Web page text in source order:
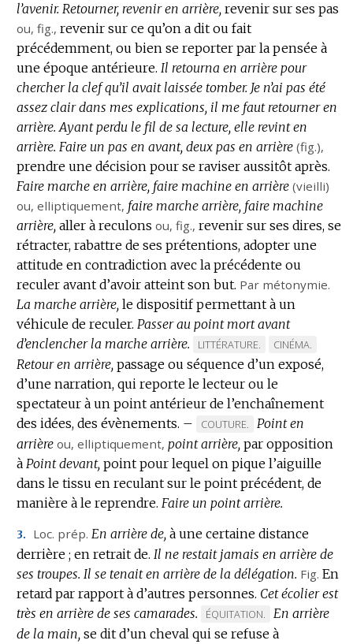
l’avenir. Retourner, revenir en arrière, revenir sur ses pas
ou, fig., revenir sur ce qu’on a dit ou fait
précédemment, ou bien se reporter par la pensée à
une époque antérieure. Il retourna en arrière pour
chercher la clef qu’il avait laissée tomber. Je n’ai pas été
assez clair dans mes explications, il me faut retourner en
arrière. Ayant perdu le fil de sa lecture, elle revint en
arrière. Faire un pas en avant, deux pas en arrière (fig.),
prendre une décision pour se raviser aussitôt après.
Faire marche en arrière, faire machine en arrière (vieilli)
ou, elliptiquement, faire marche arrière, faire machine
arrière, aller à reculons ou, fig., revenir sur ses dires, se
rétracter, rabattre de ses prétentions, adopter une
attitude en contradiction avec la précédente ou
reculer avant d’avoir atteint son but. Par métonymie.
La marche arrière, le dispositif permettant à un
véhicule de reculer. Passer au point mort avant
d’enclencher la marche arrière.
MARQUE
DE
DOMAINE
:
LITTÉRATURE.
MARQUE
DE
DOMAINE
:
CINÉMA.
Retour en arrière, passage ou séquence d’un exposé,
d’une narration, qui reporte le lecteur ou le
spectateur à un point antérieur de l’enchaînement
des idées, des évènements. –
MARQUE
DE
DOMAINE
:
COUTURE.
Point en
arrière ou, elliptiquement, point arrière, par opposition
à Point devant,point pour lequel on pique l’aiguille
dans le tissu en reculant sur le point précédent, de
manière à le reprendre. Faire un point arrière.
3. Loc. prép. En arrière de, à une certaine distance
derrière ; en retrait de. Il ne restait jamais en arrière de
ses troupes. Il se tenait en arrière de la délégation. Fig. En
retard par rapport à d’autres personnes. Cet écolier est
très en arrière de ses camarades.
MARQUE
DE
ÉQUITATION.
En arrière
de la main, se dit d’un cheval qui se refuse à